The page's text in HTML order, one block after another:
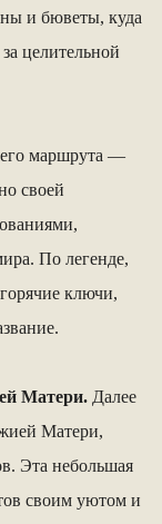
и бюветы, куда
целительной
маршрута —
своей
По легенде,
ключи,
Матери. Далее
Матери,
Эта небольшая
своим уютом и